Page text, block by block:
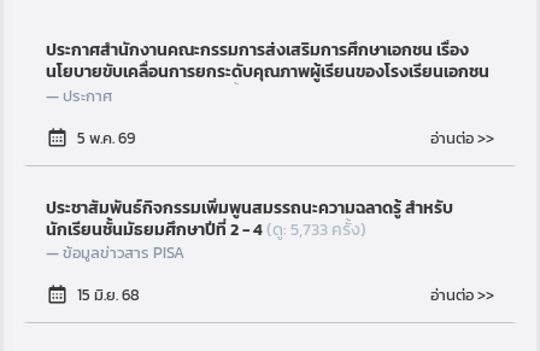
ประกาศสำนักงานคณะกรรมการส่งเสริมการศึกษาเอกชน เรื่อง
นโยบายขับเคลื่อนการยกระดับคุณภาพผู้เรียนของโรงเรียนเอกชน
สู่มาตรฐานสากล
ประกาศ
5 พ.ค. 69
อ่านต่อ >>
ประชาสัมพันธ์กิจกรรมเพิ่มพูนสมรรถนะความฉลาดรู้ สำหรับ
นักเรียนชั้นมัธยมศึกษาปีที่ 2 - 4(ดู: 5,733 ครั้ง)
ข้อมูลข่าวสาร PISA
15 มิ.ย. 68
อ่านต่อ >>